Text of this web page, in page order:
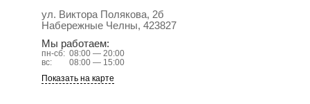
ул. Виктора Полякова, 2б
Набережные Челны, 423827
Мы работаем:
пн-сб: 08:00 — 20:00
вс:
08:00 — 15:00
Показать на карте